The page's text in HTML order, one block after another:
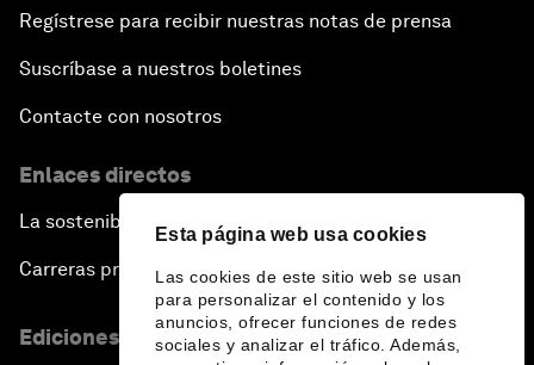
Esta página web usa cookies
Las cookies de este sitio web se usan
para personalizar el contenido y los
anuncios, ofrecer funciones de redes
sociales y analizar el tráfico. Además,
Regístrese para recibir nuestras notas de prensa
Suscríbase a nuestros boletines
Contacte con nosotros
Enlaces directos
La sostenibilidad en el Foro
Carreras profesionales
Ediciones en otros idiomas